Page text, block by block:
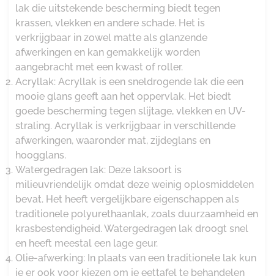
lak die uitstekende bescherming biedt tegen
krassen, vlekken en andere schade. Het is
verkrijgbaar in zowel matte als glanzende
afwerkingen en kan gemakkelijk worden
aangebracht met een kwast of roller.
Acryllak: Acryllak is een sneldrogende lak die een
mooie glans geeft aan het oppervlak. Het biedt
goede bescherming tegen slijtage, vlekken en UV-
straling. Acryllak is verkrijgbaar in verschillende
afwerkingen, waaronder mat, zijdeglans en
hoogglans.
Watergedragen lak: Deze laksoort is
milieuvriendelijk omdat deze weinig oplosmiddelen
bevat. Het heeft vergelijkbare eigenschappen als
traditionele polyurethaanlak, zoals duurzaamheid en
krasbestendigheid. Watergedragen lak droogt snel
en heeft meestal een lage geur.
Olie-afwerking: In plaats van een traditionele lak kun
je er ook voor kiezen om je eettafel te behandelen